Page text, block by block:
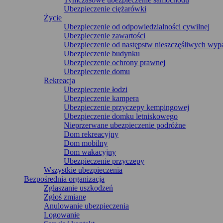
Ubezpieczenie ciężarówki
Życie
Ubezpieczenie od odpowiedzialności cywilnej
Ubezpieczenie zawartości
Ubezpieczenie od następstw nieszczęśliwych
Ubezpieczenie budynku
Ubezpieczenie ochrony prawnej
Ubezpieczenie domu
Rekreacja
Ubezpieczenie łodzi
Ubezpieczenie kampera
Ubezpieczenie przyczepy kempingowej
Ubezpieczenie domku letniskowego
Nieprzerwane ubezpieczenie podróżne
Dom rekreacyjny
Dom mobilny
Dom wakacyjny
Ubezpieczenie przyczepy
Wszystkie ubezpieczenia
Bezpośrednia organizacja
Zgłaszanie uszkodzeń
Zgłoś zmianę
Anulowanie ubezpieczenia
Logowanie